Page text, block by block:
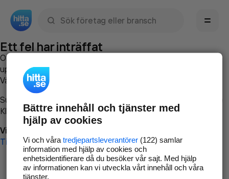
Ett fel har inträffat
Om du vill kan du
uppstod så att vi lättare och snabbare kan avhjälpa det.
Vänligen försök med följande:
Surfa till
Klicka påTillbaka-knappen i webbläsaren och försök igen
Vi beklagar besväret!
Till startsidan
Bättre innehåll och tjänster med
hjälp av cookies
Vi och våra tredjepartsleverantörer(122) samlar
information med hjälp av cookies och
enhetsidentifierare då du besöker vår sajt. Med hjälp
av informationen kan vi utveckla vårt innehåll och våra
tjänster.